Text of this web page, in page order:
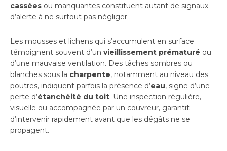
cassées ou manquantes constituent autant de signaux
d’alerte à ne surtout pas négliger.
Les mousses et lichens qui s’accumulent en surface
témoignent souvent d’un vieillissement prématuré ou
d’une mauvaise ventilation. Des tâches sombres ou
blanches sous la charpente, notamment au niveau des
poutres, indiquent parfois la présence d’eau, signe d’une
perte d’étanchéité du toit. Une inspection régulière,
visuelle ou accompagnée par un couvreur, garantit
d’intervenir rapidement avant que les dégâts ne se
propagent.